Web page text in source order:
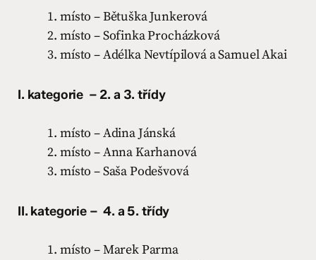
místo – Bětuška Junkerová
místo – Sofinka Procházková
místo – Adélka Nevtípilová a Samuel Akai
I. kategorie – 2. a 3. třídy
místo – Adina Jánská
místo – Anna Karhanová
místo – Saša Podešvová
II. kategorie – 4. a 5. třídy
místo – Marek Parma